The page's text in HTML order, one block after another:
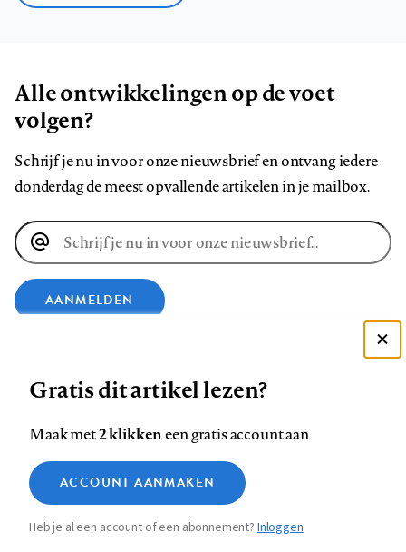
Alle ontwikkelingen op de voet
volgen?
Schrijf je nu in voor onze nieuwsbrief en ontvang iedere
donderdag de meest opvallende artikelen in je mailbox.
E-
mailadres
AANMELDEN
ons
op
Facebook
ons
op
LinkedIn
ons
op
Bluesky
ons
op
Instagram
ons
YouTube
ons
Footer
navigation
Contact Colofon Disclaimer Privacy
Medische vragen verdienen
betrouwbare antwoorden
Zie onze cookie policy
Analytische cookies
Marketing cookies
Gratis dit artikel lezen?
Maak met2 klikkeneen gratis account aan
ACCOUNT AANMAKEN
Heb je al een account of een abonnement?Inloggen